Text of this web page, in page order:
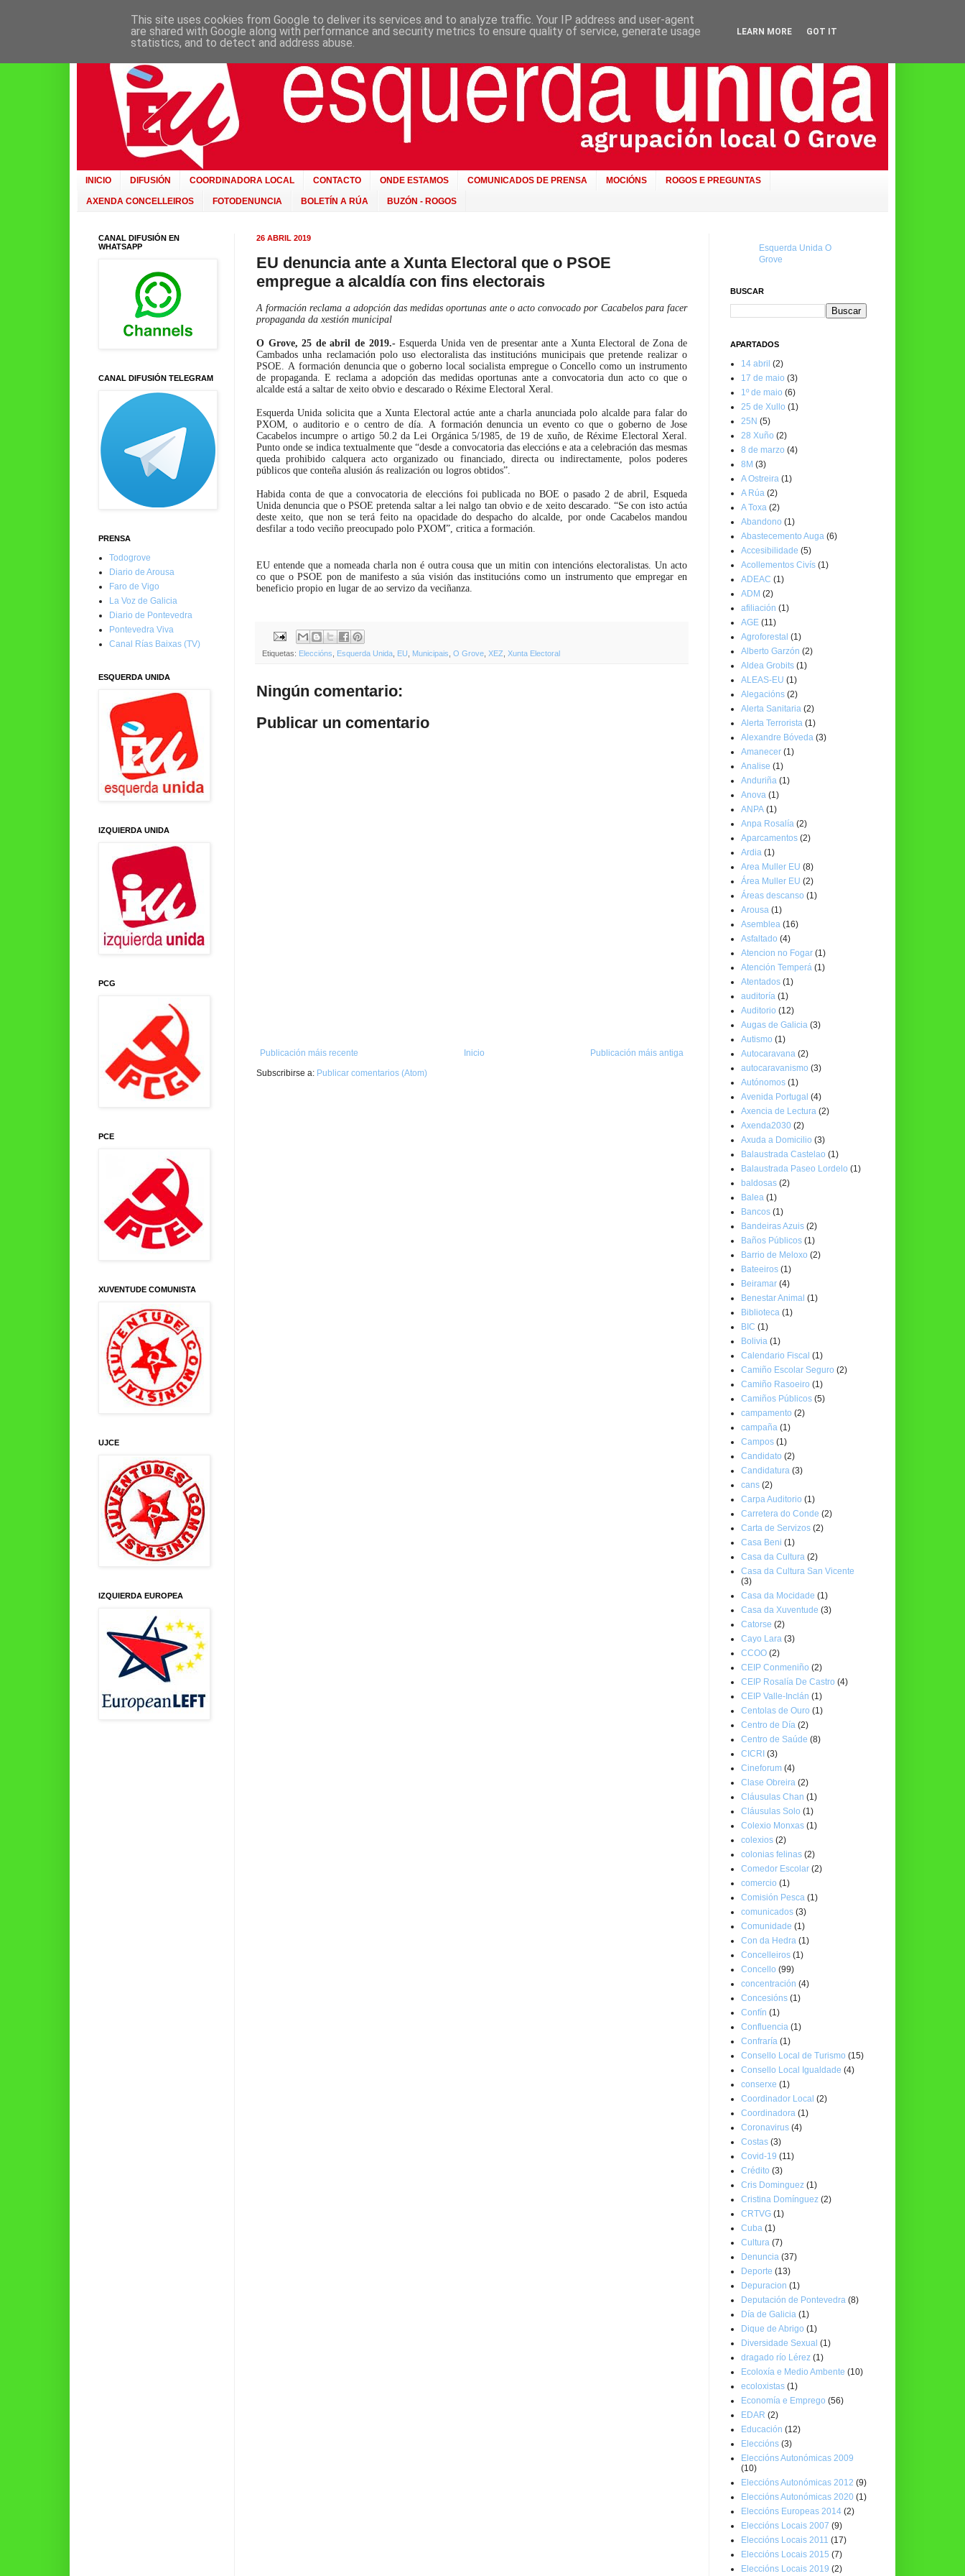
INICIO DIFUSIÓN COORDINADORA LOCAL CONTACTO ONDE ESTAMOS COMUNICADOS DE PRENSA MOCIÓNS ROGOS E PREGUNTAS
AXENDA CONCELLEIROS FOTODENUNCIA BOLETÍN A RÚA BUZÓN - ROGOS
26 ABRIL 2019
EU denuncia ante a Xunta Electoral que o PSOE
empregue a alcaldía con fins electorais
A formación reclama a adopción das medidas oportunas ante o acto convocado por Cacabelos para facer
propaganda da xestión municipal
O Grove, 25 de abril de 2019.-Esquerda Unida ven de presentar ante a Xunta Electoral de Zona de
Cambados unha reclamación polo uso electoralista das institucións municipais que pretende realizar o
PSOE. A formación denuncia que o goberno local socialista empregue o Concello como un instrumento
de propaganda. E reclama a adopción das medidas oportunas ante a convocatoria dun acto co que o
alcalde está a saltar de xeito obvio e descarado o Réxime Electoral Xeral.
Esquerda Unida solicita que a Xunta Electoral actúe ante a charla anunciada polo alcalde para falar do
PXOM, o auditorio e o centro de día. A formación denuncia un evento co que o goberno de Jose
Cacabelos incumpre o artigo 50.2 da Lei Orgánica 5/1985, de 19 de xuño, de Réxime Electoral Xeral.
Punto onde se indica textualmente que “desde a convocatoria das eleccións e ata a celebración das mesmas
queda prohibido calquera acto organizado ou financiado, directa ou indirectamente, polos poderes
públicos que conteña alusión ás realización ou logros obtidos”.
Habida conta de que a convocatoria de eleccións foi publicada no BOE o pasado 2 de abril, Esqueda
Unida denuncia que o PSOE pretenda saltar a lei nalgo tan obvio e de xeito descarado. “Se con isto actúa
deste xeito, que non se terá feito na opacidade do despacho do alcalde, por onde Cacabelos mandou
desfilar a todo veciño preocupado polo PXOM”, critica a formación.
EU entende que a nomeada charla non é outra cousa que un mitin con intencións electoralistas. Un acto
co que o PSOE pon de manifesto a súa visión das institucións como un instrumento que empregar en
beneficio propio en lugar de ao servizo da veciñanza.
Etiquetas: Eleccións Esquerda Unida EU Municipais O Grove XEZ Xunta Electoral
Ningún comentario:
Publicar un comentario
Publicación máis recente Publicación máis antiga
Inicio
Subscribirse a: Publicar comentarios (Atom)
CANAL DIFUSIÓN EN
WHATSAPP
CANAL DIFUSIÓN TELEGRAM
PRENSA
Todogrove
Diario de Arousa
Faro de Vigo
La Voz de Galicia
Diario de Pontevedra
Pontevedra Viva
Canal Rías Baixas (TV)
ESQUERDA UNIDA
IZQUIERDA UNIDA
PCG
PCE
XUVENTUDE COMUNISTA
UJCE
IZQUIERDA EUROPEA
Esquerda Unida O
Grove
BUSCAR
APARTADOS
14 abril (2)
17 de maio (3)
1º de maio (6)
25 de Xullo (1)
25N (5)
28 Xuño (2)
8 de marzo (4)
8M (3)
A Ostreira (1)
A Rúa (2)
A Toxa (2)
Abandono (1)
Abastecemento Auga (6)
Accesibilidade (5)
Acollementos Civís (1)
ADEAC (1)
ADM (2)
afiliación (1)
AGE (11)
Agroforestal (1)
Alberto Garzón (2)
Aldea Grobits (1)
ALEAS-EU (1)
Alegacións (2)
Alerta Sanitaria (2)
Alerta Terrorista (1)
Alexandre Bóveda (3)
Amanecer (1)
Analise (1)
Anduriña (1)
Anova (1)
ANPA (1)
Anpa Rosalía (2)
Aparcamentos (2)
Ardia (1)
Area Muller EU (8)
Área Muller EU (2)
Áreas descanso (1)
Arousa (1)
Asemblea (16)
Asfaltado (4)
Atencion no Fogar (1)
Atención Temperá (1)
Atentados (1)
auditoría (1)
Auditorio (12)
Augas de Galicia (3)
Autismo (1)
Autocaravana (2)
autocaravanismo (3)
Autónomos (1)
Avenida Portugal (4)
Axencia de Lectura (2)
Axenda2030 (2)
Axuda a Domicilio (3)
Balaustrada Castelao (1)
Balaustrada Paseo Lordelo (1)
baldosas (2)
Balea (1)
Bancos (1)
Bandeiras Azuis (2)
Baños Públicos (1)
Barrio de Meloxo (2)
Bateeiros (1)
Beiramar (4)
Benestar Animal (1)
Biblioteca (1)
BIC (1)
Bolivia (1)
Calendario Fiscal (1)
Camiño Escolar Seguro (2)
Camiño Rasoeiro (1)
Camiños Públicos (5)
campamento (2)
campaña (1)
Campos (1)
Candidato (2)
Candidatura (3)
cans (2)
Carpa Auditorio (1)
Carretera do Conde (2)
Carta de Servizos (2)
Casa Beni (1)
Casa da Cultura (2)
Casa da Cultura San Vicente
(3)
Casa da Mocidade (1)
Casa da Xuventude (3)
Catorse (2)
Cayo Lara (3)
CCOO (2)
CEIP Conmeniño (2)
CEIP Rosalía De Castro (4)
CEIP Valle-Inclán (1)
Centolas de Ouro (1)
Centro de Día (2)
Centro de Saúde (8)
CICRI (3)
Cineforum (4)
Clase Obreira (2)
Cláusulas Chan (1)
Cláusulas Solo (1)
Colexio Monxas (1)
colexios (2)
colonias felinas (2)
Comedor Escolar (2)
comercio (1)
Comisión Pesca (1)
comunicados (3)
Comunidade (1)
Con da Hedra (1)
Concelleiros (1)
Concello (99)
concentración (4)
Concesións (1)
Confín (1)
Confluencia (1)
Confraría (1)
Consello Local de Turismo (15)
Consello Local Igualdade (4)
conserxe (1)
Coordinador Local (2)
Coordinadora (1)
Coronavirus (4)
Costas (3)
Covid-19 (11)
Crédito (3)
Cris Dominguez (1)
Cristina Domínguez (2)
CRTVG (1)
Cuba (1)
Cultura (7)
Denuncia (37)
Deporte (13)
Depuracion (1)
Deputación de Pontevedra (8)
Día de Galicia (1)
Dique de Abrigo (1)
Diversidade Sexual (1)
dragado río Lérez (1)
Ecoloxía e Medio Ambente (10)
ecoloxistas (1)
Economía e Emprego (56)
EDAR (2)
Educación (12)
Eleccións (3)
Eleccións Autonómicas 2009
(10)
Eleccións Autonómicas 2012 (9)
Eleccións Autonómicas 2020 (1)
Eleccións Europeas 2014 (2)
Eleccións Locais 2007 (9)
Eleccións Locais 2011 (17)
Eleccións Locais 2015 (7)
Eleccións Locais 2019 (2)
This site uses cookies from Google to deliver its services and to analyze traffic. Your IP address and user-agent
are shared with Google along with performance and security metrics to ensure quality of service, generate usage
statistics, and to detect and address abuse.
LEARN MORE GOT IT